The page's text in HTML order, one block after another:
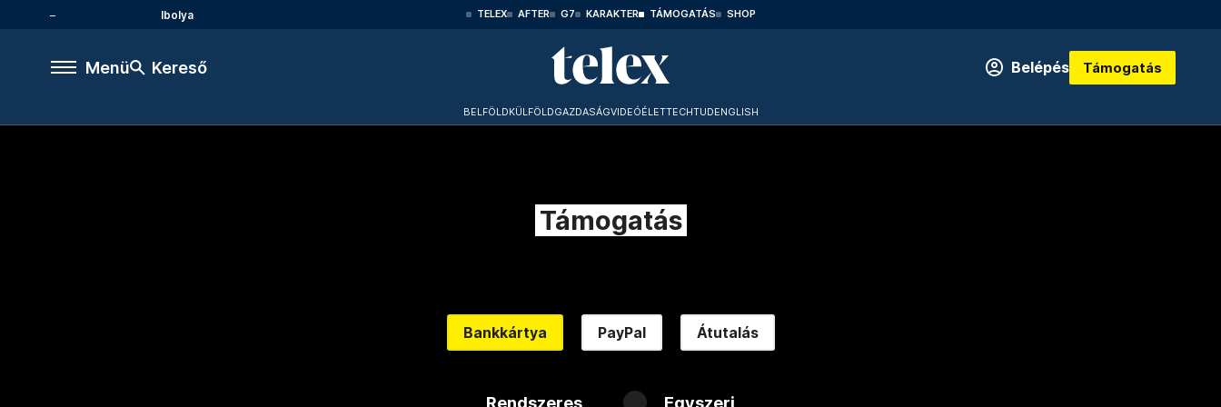
Ibolya TELEX AFTER G7 KARAKTER TÁMOGATÁS SHOP
Menü Kereső Belépés Támogatás
BELFÖLDKÜLFÖLDGAZDASÁGVIDEÓÉLETTECHTUDENGLISH
Támogatás
Bankkártya PayPal Átutalás
Rendszeres Egyszeri